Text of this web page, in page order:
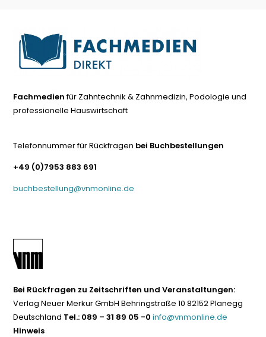
Fachmedienfür Zahntechnik & Zahnmedizin, Podologie und
professionelle Hauswirtschaft
Telefonnummer für Rückfragen bei Buchbestellungen
+49 (0)7953 883 691
buchbestellung@vnmonline.de
Bei Rückfragen zu Zeitschriften und Veranstaltungen:
Verlag Neuer Merkur GmbH Behringstraße 10 82152 Planegg
Deutschland Tel.: 089 – 31 89 05 -0 info@vnmonline.de
Hinweis